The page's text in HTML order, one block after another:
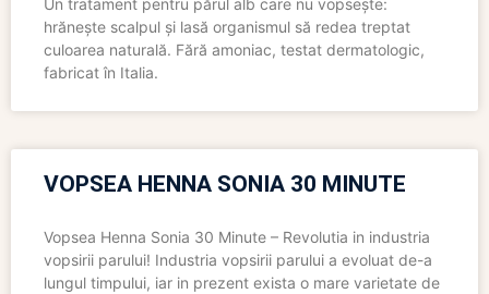
Un tratament pentru părul alb care nu vopsește:
hrănește scalpul și lasă organismul să redea treptat
culoarea naturală. Fără amoniac, testat dermatologic,
fabricat în Italia.
VOPSEA HENNA SONIA 30 MINUTE
Vopsea Henna Sonia 30 Minute – Revolutia in industria
vopsirii parului! Industria vopsirii parului a evoluat de-a
lungul timpului, iar in prezent exista o mare varietate de